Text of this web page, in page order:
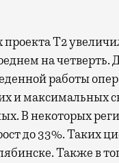
проекта Т2
на четверть.
работы
и максимальных
В некоторых
до 33%. Таких
Также в